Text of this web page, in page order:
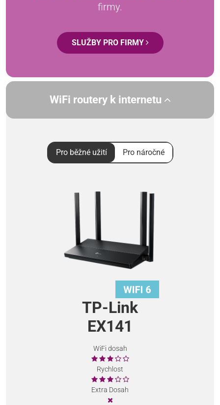
firmy.
SLUŽBY PRO FIRMY
WiFi routery k internetu
Pro běžné užití Pro náročné
TP-Link
EX141
WiFi dosah
Rychlost
Extra Dosah